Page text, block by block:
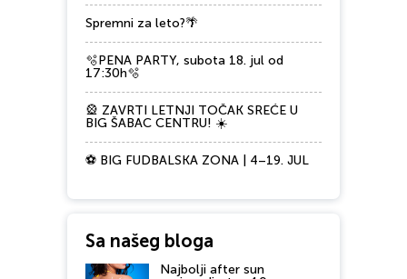
Spremni za leto?🌴
🫧PENA PARTY, subota 18. jul od
17:30h🫧
🎡 ZAVRTI LETNJI TOČAK SREĆE U
BIG ŠABAC CENTRU! ☀️
⚽ BIG FUDBALSKA ZONA | 4–19. JUL
Sa našeg bloga
Najbolji after sun